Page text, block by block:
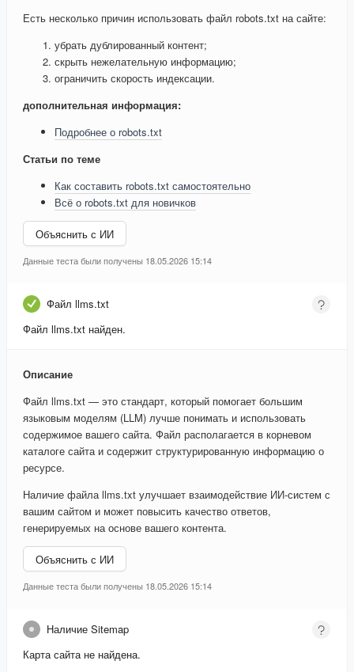
Есть несколько причин использовать файл robots.txt на сайте:
убрать дублированный контент;
скрыть нежелательную информацию;
ограничить скорость индексации.
дополнительная информация:
Подробнее о robots.txt
Статьи по теме
Как составить robots.txt самостоятельно
Всё о robots.txt для новичков
Объяснить с ИИ
Данные теста были получены 18.05.2026 15:14
Файл llms.txt
Файл llms.txt найден.
Описание
Файл llms.txt — это стандарт, который помогает большим
языковым моделям (LLM) лучше понимать и использовать
содержимое вашего сайта. Файл располагается в корневом
каталоге сайта и содержит структурированную информацию о
ресурсе.
Наличие файла llms.txt улучшает взаимодействие ИИ-систем с
вашим сайтом и может повысить качество ответов,
генерируемых на основе вашего контента.
Объяснить с ИИ
Данные теста были получены 18.05.2026 15:14
Наличие Sitemap
Карта сайта не найдена.